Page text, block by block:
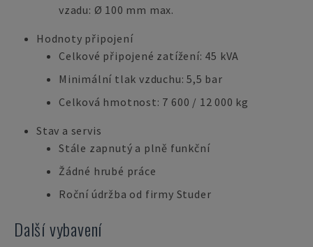
vzadu: Ø 100 mm max.
Hodnoty připojení
Celkové připojené zatížení: 45 kVA
Minimální tlak vzduchu: 5,5 bar
Celková hmotnost: 7 600 / 12 000 kg
Stav a servis
Stále zapnutý a plně funkční
Žádné hrubé práce
Roční údržba od firmy Studer
Další vybavení